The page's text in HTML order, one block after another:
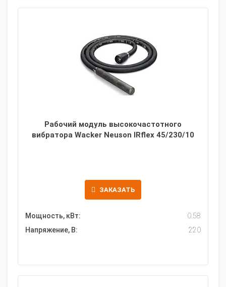
Рабочий модуль высокочастотного
вибратора Wacker Neuson IRflex 45/230/10
ЗАКАЗАТЬ
Мощность, кВт:
0.58
Напряжение, В:
220